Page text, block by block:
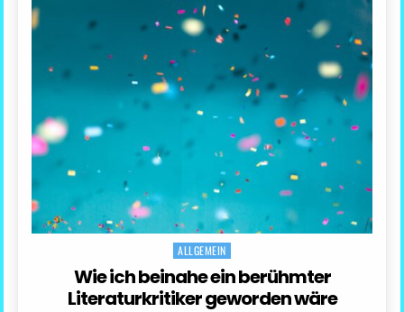
Posted
ALLGEMEIN
Wie ich beinahe ein berühmter
Literaturkritiker geworden wäre